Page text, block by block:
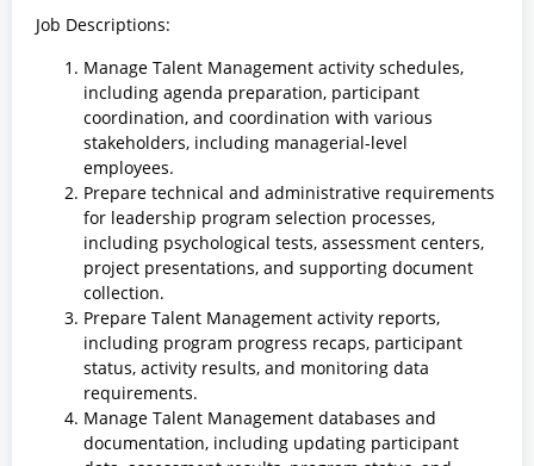
Job Descriptions:
Manage Talent Management activity schedules,
including agenda preparation, participant
coordination, and coordination with various
stakeholders, including managerial-level
employees.
Prepare technical and administrative requirements
for leadership program selection processes,
including psychological tests, assessment centers,
project presentations, and supporting document
collection.
Prepare Talent Management activity reports,
including program progress recaps, participant
status, activity results, and monitoring data
requirements.
Manage Talent Management databases and
documentation, including updating participant